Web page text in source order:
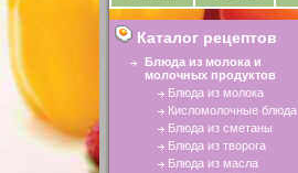
Каталог рецептов
Блюда из молока и
молочных продуктов
Блюда из молока
Кисломолочные блюда
Блюда из сметаны
Блюда из творога
Блюда из масла